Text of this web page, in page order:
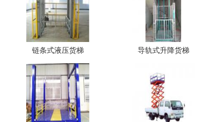
链条式液压货梯 导轨式升降货梯